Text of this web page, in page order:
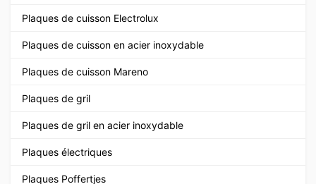
Plaques de cuisson Electrolux
Plaques de cuisson en acier inoxydable
Plaques de cuisson Mareno
Plaques de gril
Plaques de gril en acier inoxydable
Plaques électriques
Plaques Poffertjes